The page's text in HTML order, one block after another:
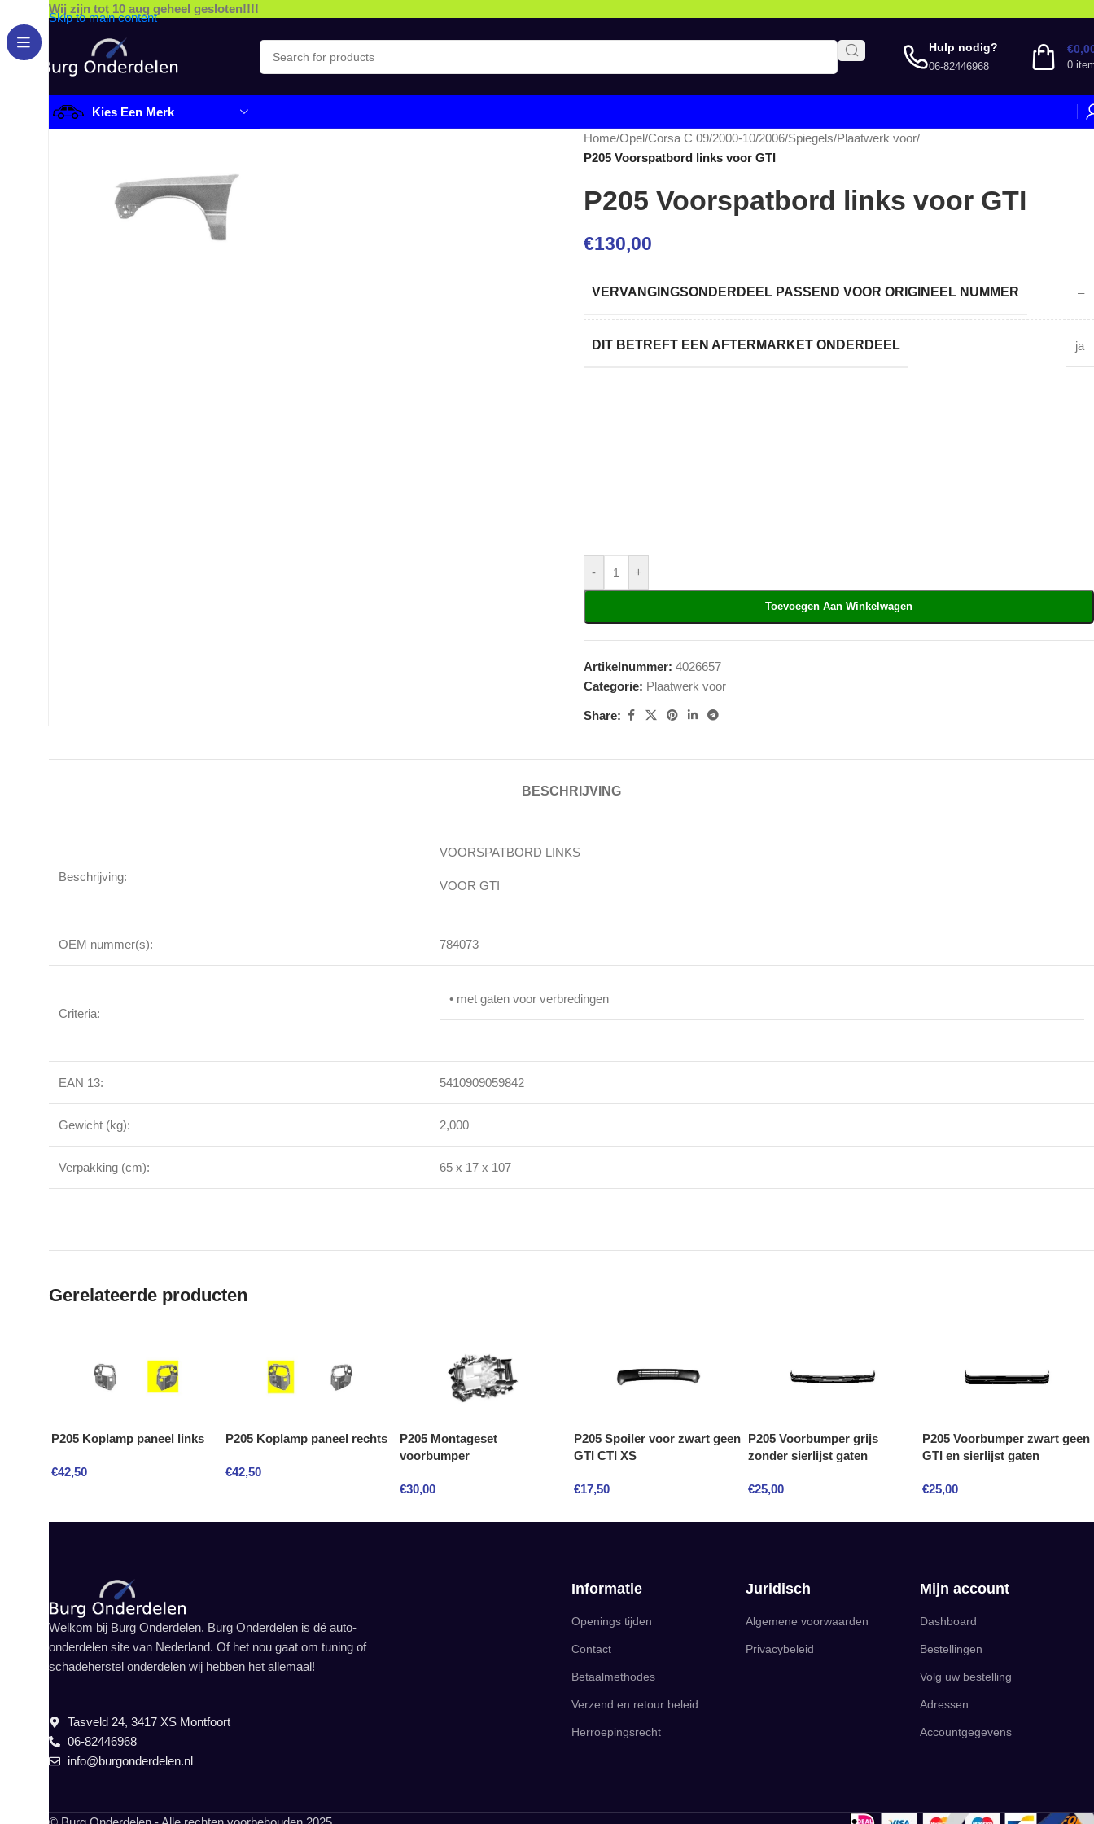
Skip to main content
Wij zijn tot 10 aug geheel gesloten!!!!
Hulp nodig?
06-82446968 0
€
Kies Een Merk
Home/Opel/Corsa C 09/2000-10/2006/Spiegels/Plaatwerk voor/
P205 Voorspatbord links voor GTI
P205 Voorspatbord links voor GTI
€130,00
VERVANGINGSONDERDEEL PASSEND VOOR ORIGINEEL NUMMER –
DIT BETREFT EEN AFTERMARKET ONDERDEEL ja
- +
Toevoegen Aan Winkelwagen
Artikelnummer: 4026657
Categorie: Plaatwerk voor
Share:
BESCHRIJVING
Beschrijving:
VOORSPATBORD LINKS
VOOR GTI
OEM nummer(s): 784073
Criteria:
• met gaten voor verbredingen
EAN 13: 5410909059842
Gewicht (kg): 2,000
Verpakking (cm): 65 x 17 x 107
Gerelateerde producten
P205 Koplamp paneel links
€42,50
P205 Koplamp paneel rechts
€42,50
P205 Montageset
voorbumper
€30,00
P205 Spoiler voor zwart geen
GTI CTI XS
€17,50
P205 Voorbumper grijs
zonder sierlijst gaten
€25,00
P205 Voorbumper zwart geen
GTI en sierlijst gaten
€25,00
Informatie
Openings tijden
Contact
Betaalmethodes
Verzend en retour beleid
Herroepingsrecht
Juridisch
Algemene voorwaarden
Privacybeleid
Mijn account
Dashboard
Bestellingen
Volg uw bestelling
Adressen
Accountgegevens
Welkom bij Burg Onderdelen. Burg Onderdelen is dé auto-
onderdelen site van Nederland. Of het nou gaat om tuning of
schadeherstel onderdelen wij hebben het allemaal!
Tasveld 24, 3417 XS Montfoort
06-82446968
info@burgonderdelen.nl